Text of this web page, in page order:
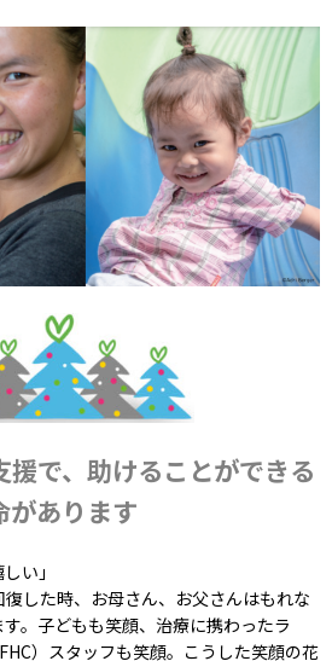
で、助けることができる
があります
い」
した時、お母さん、お父さんはもれな
。子どもも笑顔、治療に携わったラ
）スタッフも笑顔。こうした笑顔の花